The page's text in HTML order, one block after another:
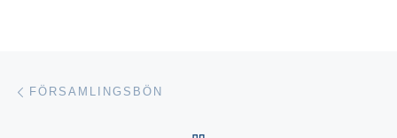
Inläggsnavigering
FÖRSAMLINGSBÖN